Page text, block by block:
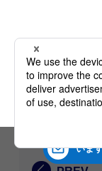
いま
DX・デジタル化
ラベル：
#AI#DX・デジタル